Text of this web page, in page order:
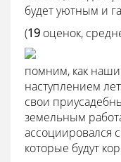
будет уютным и
(19 оценок,
помним, как
наступлением
свои
земельным
ассоциировался
которые будут